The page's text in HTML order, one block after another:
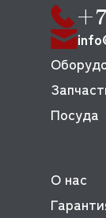
Посуда
О нас